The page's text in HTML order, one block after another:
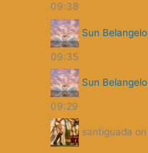
09:38
Sun Belangelo
09:35
Sun Belangelo
09:29
santiguada on